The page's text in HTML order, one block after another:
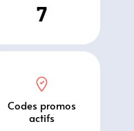
7
Codes promos
actifs